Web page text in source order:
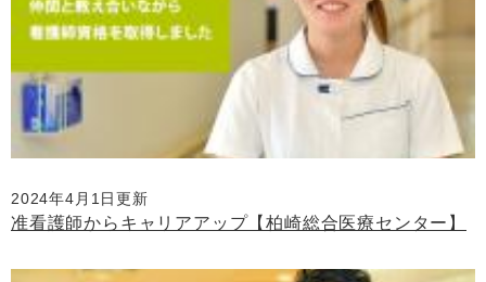
2024年4月1日更新
准看護師からキャリアアップ【柏崎総合医療センター】